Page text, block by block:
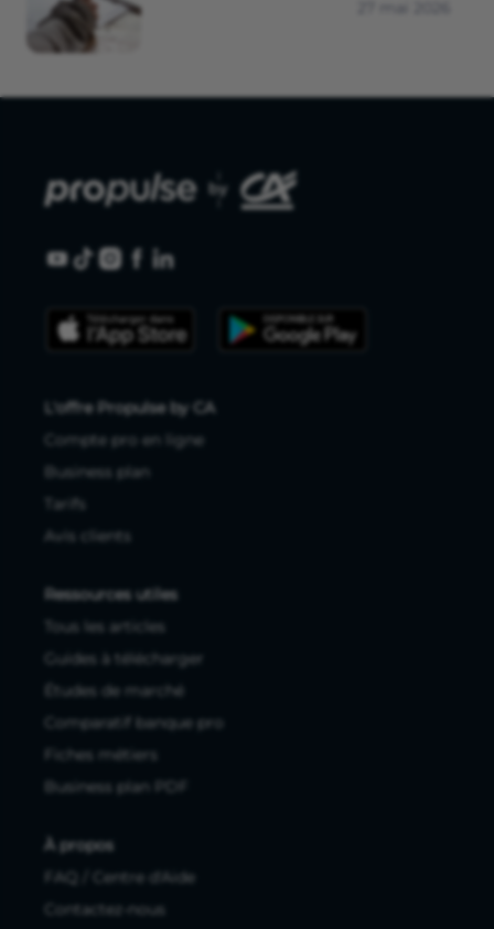
L'offre Propulse by CA
Compte pro en ligne
Business plan
Tarifs
Avis clients
Ressources utiles
Tous les articles
Guides à télécharger
Études de marché
Comparatif banque pro
Fiches métiers
Business plan PDF
À propos
FAQ / Centre d'Aide
Contactez-nous